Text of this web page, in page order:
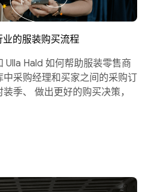
业的服装购买流程
Ulla Hald 如何帮助服装零售商
采购经理和买家之间的采购订
季、 做出更好的购买决策，